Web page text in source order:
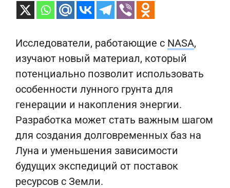
Исследователи, работающие с NASA,
изучают новый материал, который
потенциально позволит использовать
особенности лунного грунта для
генерации и накопления энергии.
Разработка может стать важным шагом
для создания долговременных баз на
Луна и уменьшения зависимости
будущих экспедиций от поставок
ресурсов с Земли.